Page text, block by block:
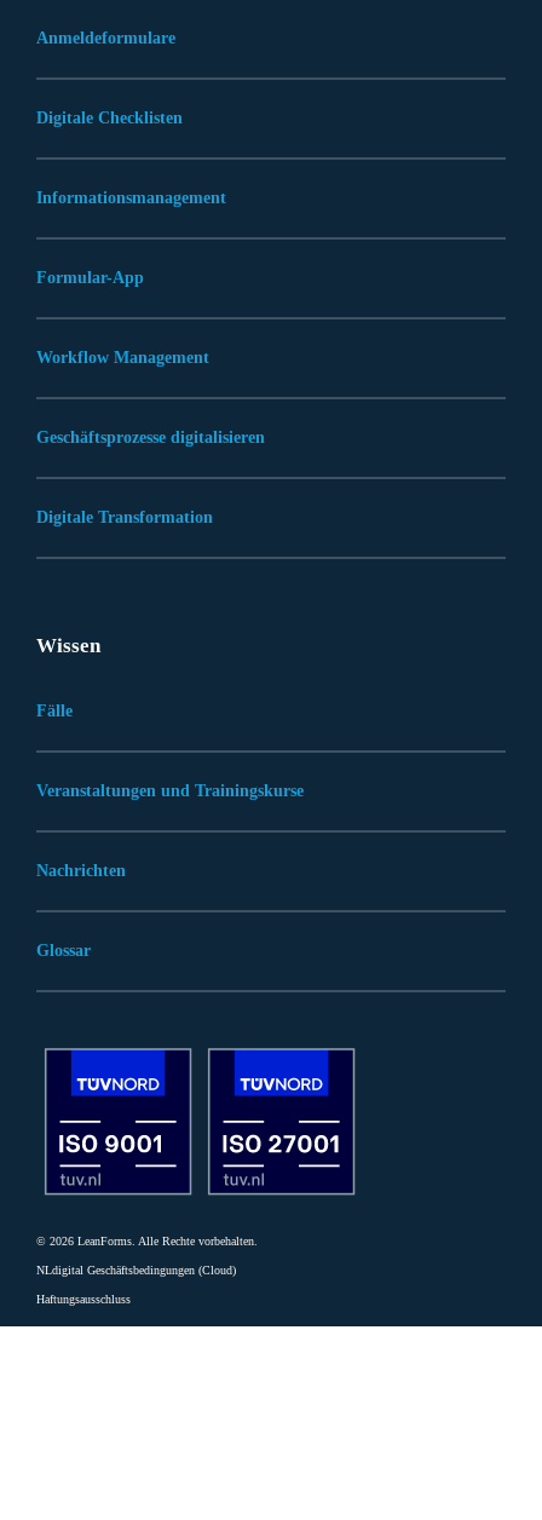
Anmeldeformulare
Digitale Checklisten
Informationsmanagement
Formular-App
Workflow Management
Geschäftsprozesse digitalisieren
Digitale Transformation
Wissen
Fälle
Veranstaltungen und Trainingskurse
Nachrichten
Glossar
© 2026 LeanForms. Alle Rechte vorbehalten.
NLdigital Geschäftsbedingungen (Cloud)
Haftungsausschluss